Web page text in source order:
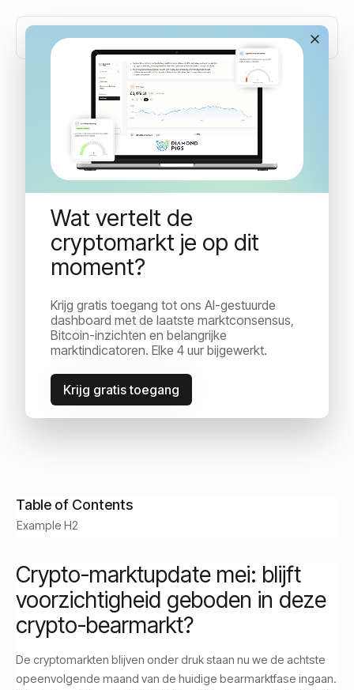
Wat vertelt de
cryptomarkt je op dit
moment?
Krijg gratis toegang tot ons AI-gestuurde
dashboard met de laatste marktconsensus,
Bitcoin-inzichten en belangrijke
marktindicatoren. Elke 4 uur bijgewerkt.
Krijg gratis toegang
Marktupdate mei: is
voorzichtigheid nog steeds
de juiste zet in deze
cryptobearmarkt?
Cryptomarkten blijven onder druk staan nu we de
achtste opeenvolgende maand van de bearmarktfase
ingaan. Dit is wat Bitcoin dominantie, macrotendenzen
en sectorrotatie nu betekenen voor uw portefeuille.
Idan Velleman
Customer Success
June 1, 2026
Table of Contents
Example H2
Crypto-marktupdate mei: blijft
voorzichtigheid geboden in deze
crypto-bearmarkt?
De cryptomarkten blijven onder druk staan nu we de achtste
opeenvolgende maand van de huidige bearmarktfase ingaan.